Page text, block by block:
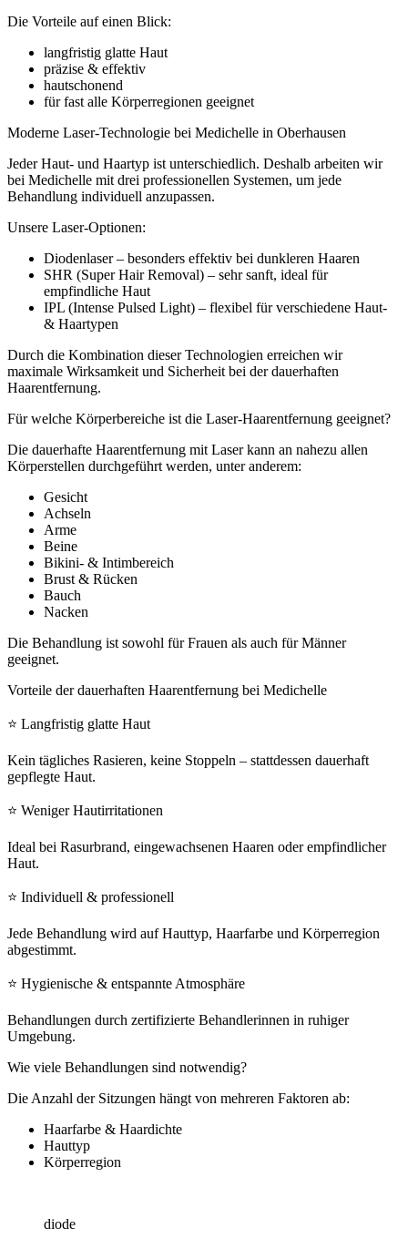
Die Vorteile auf einen Blick:
langfristig glatte Haut
präzise & effektiv
hautschonend
für fast alle Körperregionen geeignet
Moderne Laser-Technologie bei Medichelle in Oberhausen
Jeder Haut- und Haartyp ist unterschiedlich. Deshalb arbeiten wir
bei Medichelle mit drei professionellen Systemen, um jede
Behandlung individuell anzupassen.
Unsere Laser-Optionen:
Diodenlaser – besonders effektiv bei dunkleren Haaren
SHR (Super Hair Removal) – sehr sanft, ideal für
empfindliche Haut
IPL (Intense Pulsed Light) – flexibel für verschiedene Haut-
& Haartypen
Durch die Kombination dieser Technologien erreichen wir
maximale Wirksamkeit und Sicherheit bei der dauerhaften
Haarentfernung.
Für welche Körperbereiche ist die Laser-Haarentfernung geeignet?
Die dauerhafte Haarentfernung mit Laser kann an nahezu allen
Körperstellen durchgeführt werden, unter anderem:
Gesicht
Achseln
Arme
Beine
Bikini- & Intimbereich
Brust & Rücken
Bauch
Nacken
Die Behandlung ist sowohl für Frauen als auch für Männer
geeignet.
Vorteile der dauerhaften Haarentfernung bei Medichelle
⭐ Langfristig glatte Haut
Kein tägliches Rasieren, keine Stoppeln – stattdessen dauerhaft
gepflegte Haut.
⭐ Weniger Hautirritationen
Ideal bei Rasurbrand, eingewachsenen Haaren oder empfindlicher
Haut.
⭐ Individuell & professionell
Jede Behandlung wird auf Hauttyp, Haarfarbe und Körperregion
abgestimmt.
⭐ Hygienische & entspannte Atmosphäre
Behandlungen durch zertifizierte Behandlerinnen in ruhiger
Umgebung.
Wie viele Behandlungen sind notwendig?
Die Anzahl der Sitzungen hängt von mehreren Faktoren ab:
Haarfarbe & Haardichte
Hauttyp
Körperregion
diode